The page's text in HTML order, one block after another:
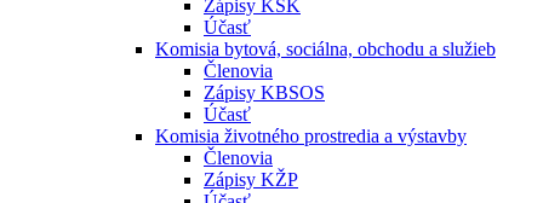
Zápisy KSK
Účasť
Komisia bytová, sociálna, obchodu a služieb
Členovia
Zápisy KBSOS
Účasť
Komisia životného prostredia a výstavby
Členovia
Zápisy KŽP